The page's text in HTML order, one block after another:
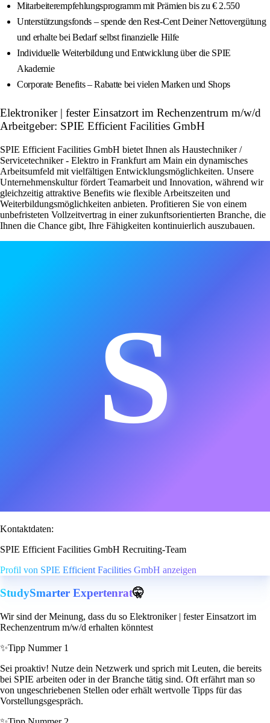
Mitarbeiterempfehlungsprogramm mit Prämien bis zu € 2.550
Unterstützungsfonds – spende den Rest-Cent Deiner Nettovergütung
und erhalte bei Bedarf selbst finanzielle Hilfe
Individuelle Weiterbildung und Entwicklung über die SPIE
Akademie
Corporate Benefits – Rabatte bei vielen Marken und Shops
Elektroniker | fester Einsatzort im Rechenzentrum m/w/d
Arbeitgeber: SPIE Efficient Facilities GmbH
SPIE Efficient Facilities GmbH bietet Ihnen als Haustechniker /
Servicetechniker - Elektro in Frankfurt am Main ein dynamisches
Arbeitsumfeld mit vielfältigen Entwicklungsmöglichkeiten. Unsere
Unternehmenskultur fördert Teamarbeit und Innovation, während wir
gleichzeitig attraktive Benefits wie flexible Arbeitszeiten und
Weiterbildungsmöglichkeiten anbieten. Profitieren Sie von einem
unbefristeten Vollzeitvertrag in einer zukunftsorientierten Branche, die
Ihnen die Chance gibt, Ihre Fähigkeiten kontinuierlich auszubauen.
S
Kontaktdaten:
SPIE Efficient Facilities GmbH Recruiting-Team
Profil von SPIE Efficient Facilities GmbH anzeigen
StudySmarter Expertenrat🤫
Wir sind der Meinung, dass du so Elektroniker | fester Einsatzort im
Rechenzentrum m/w/d erhalten könntest
✨Tipp Nummer 1
Sei proaktiv! Nutze dein Netzwerk und sprich mit Leuten, die bereits
bei SPIE arbeiten oder in der Branche tätig sind. Oft erfährt man so
von ungeschriebenen Stellen oder erhält wertvolle Tipps für das
Vorstellungsgespräch.